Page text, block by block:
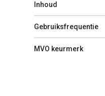
Inhoud
Gebruiksfrequentie
MVO keurmerk